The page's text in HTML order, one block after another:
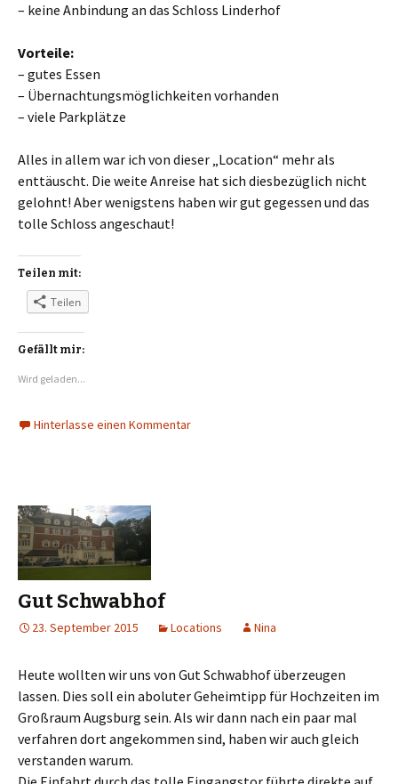
– keine Anbindung an das Schloss Linderhof
Vorteile:
– gutes Essen
– Übernachtungsmöglichkeiten vorhanden
– viele Parkplätze
Alles in allem war ich von dieser „Location“ mehr als
enttäuscht. Die weite Anreise hat sich diesbezüglich nicht
gelohnt! Aber wenigstens haben wir gut gegessen und das
tolle Schloss angeschaut!
Teilen mit:
Teilen
Gefällt mir:
Wird geladen...
Hinterlasse einen Kommentar
Gut Schwabhof
23. September 2015 Locations Nina
Heute wollten wir uns von Gut Schwabhof überzeugen
lassen. Dies soll ein aboluter Geheimtipp für Hochzeiten im
Großraum Augsburg sein. Als wir dann nach ein paar mal
verfahren dort angekommen sind, haben wir auch gleich
verstanden warum.